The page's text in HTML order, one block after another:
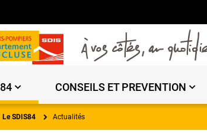
CONSEILS ET PREVENTION
Le SDIS84 Actualités